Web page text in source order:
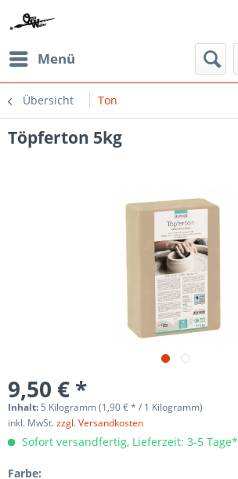
Menü
Übersicht Ton
Töpferton 5kg
9,50 € *
Inhalt: 5 Kilogramm (1,90 € * / 1 Kilogramm)
inkl. MwSt.zzgl. Versandkosten
Sofort versandfertig, Lieferzeit: 3-5 Tage*
Farbe: